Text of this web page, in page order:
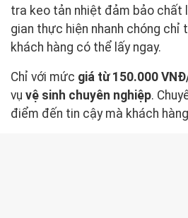
tra keo tản nhiệt đảm bảo chất
gian thực hiện nhanh chóng chỉ
khách hàng có thể lấy ngay.
Chỉ với mức giá từ 150.000
vụ vệ sinh chuyên nghiệp.
điểm đến tin cậy mà khách